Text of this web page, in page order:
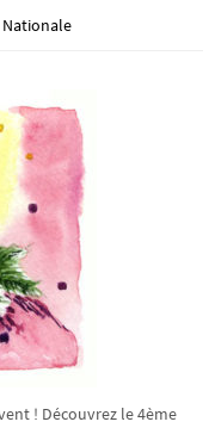
Nationale
! Découvrez le 4ème